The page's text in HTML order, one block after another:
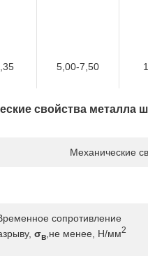
5,00-7,50
свойства металла
Механические
сопротивление
σв ,не менее, Н/мм2